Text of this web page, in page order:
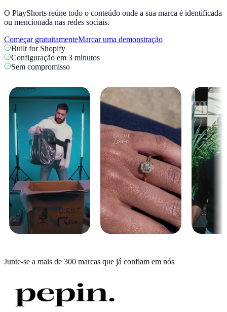
O PlayShorts reúne todo o conteúdo onde a sua marca é identificada
ou mencionada nas redes sociais.
Começar gratuitamenteMarcar uma demonstração
Built for Shopify
Configuração em 3 minutos
Sem compromisso
Junte-se a mais de 300 marcas que já confiam em nós